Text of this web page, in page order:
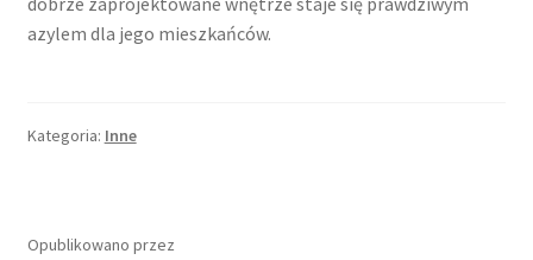
azylem dla jego mieszkańców.
Kategoria: Inne
Opublikowano przez